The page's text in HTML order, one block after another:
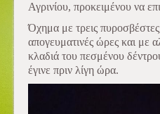
Αγρινίου, προκειμένου να
Όχημα με τρεις
απογευματινές ώρες και με
κλαδιά του πεσμένου
έγινε πριν λίγη ώρα.